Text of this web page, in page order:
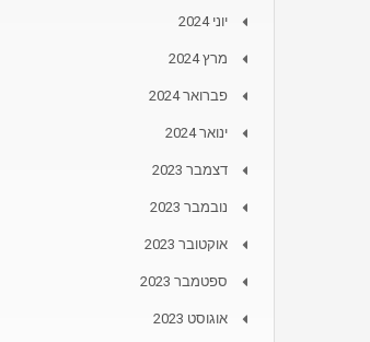
יוני 2024
מרץ 2024
פברואר 2024
ינואר 2024
דצמבר 2023
נובמבר 2023
אוקטובר 2023
ספטמבר 2023
אוגוסט 2023